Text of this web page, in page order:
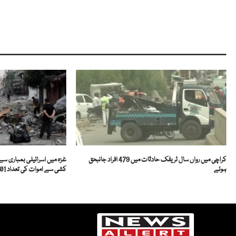
کراچی میں رواں سال ٹریفک حادثات میں 479 افراد جانبحق
ہوئے
کشی سے اموات کی تعداد 201 تک جا پہنچی